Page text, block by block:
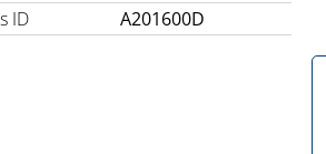
ID
A201600D